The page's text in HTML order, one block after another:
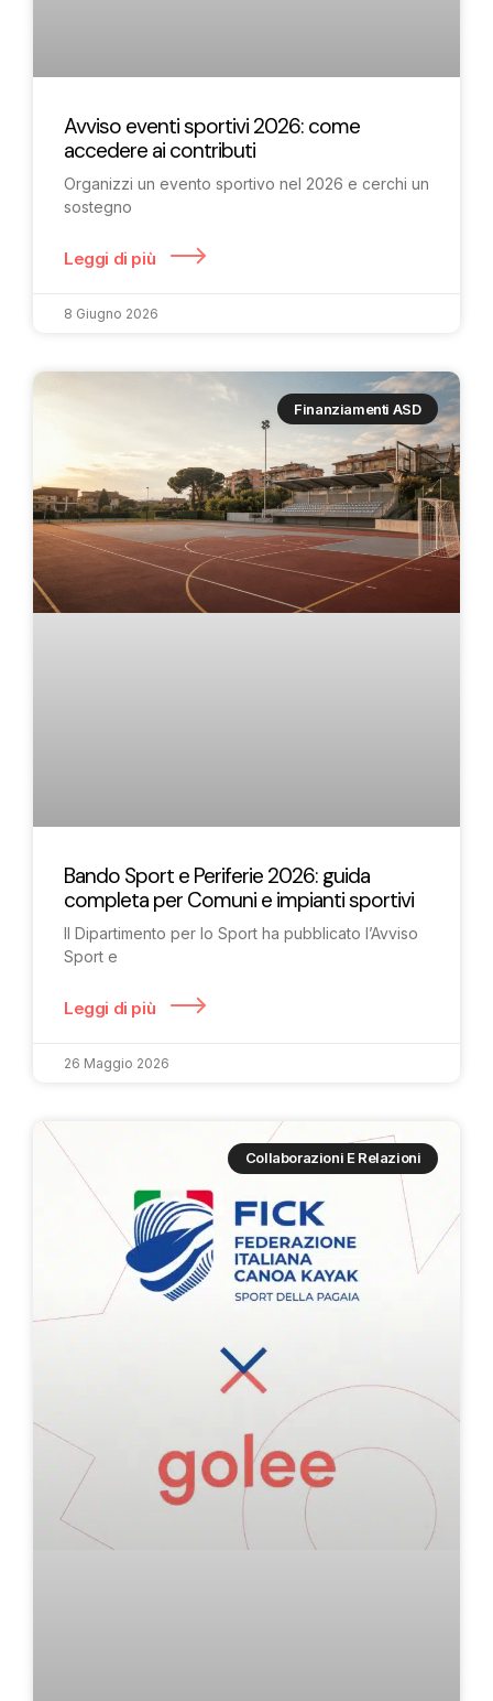
Avviso eventi sportivi 2026: come
accedere ai contributi
Organizzi un evento sportivo nel 2026 e cerchi un
sostegno
Leggi di più
8 Giugno 2026
Finanziamenti ASD
Bando Sport e Periferie 2026: guida
completa per Comuni e impianti sportivi
Il Dipartimento per lo Sport ha pubblicato l’Avviso
Sport e
Leggi di più
26 Maggio 2026
Collaborazioni E Relazioni